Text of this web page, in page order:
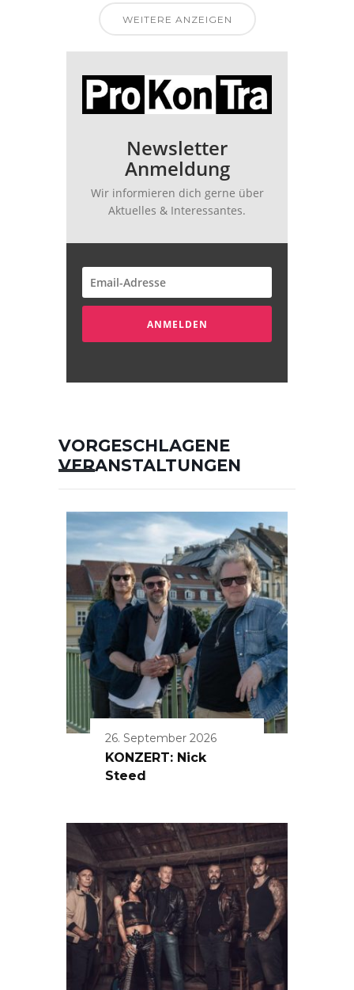
WEITERE ANZEIGEN
Newsletter
Anmeldung
Wir informieren dich gerne über
Aktuelles & Interessantes.
ANMELDEN
VORGESCHLAGENE
VERANSTALTUNGEN
26. September 2026
KONZERT: Nick
Steed